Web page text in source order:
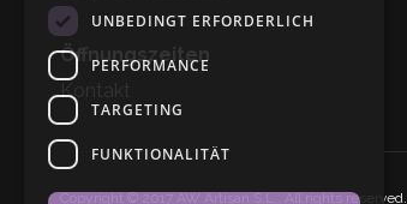
Öffnungszeiten
Kontakt
Copyright © 2017 AW Artisan S.L,. All rights reserved.
UNBEDINGT ERFORDERLICH
PERFORMANCE
TARGETING
FUNKTIONALITÄT